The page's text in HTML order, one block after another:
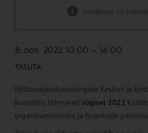
sündmus on
8. nov. 2022 10:00 - 16:00
TASUTA
Põllumajandusuuringute Keskus ja
koostöös toimuvad sügisel 2022
organisatsioonide ja finantside